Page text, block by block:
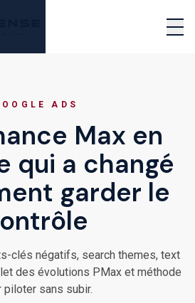
ADS
Max en
qui a changé
garder le
clés négatifs, search themes, text
des évolutions PMax et méthode
piloter sans subir.